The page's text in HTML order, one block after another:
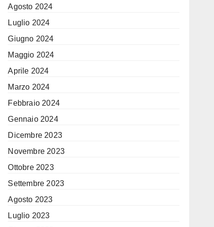
Agosto 2024
Luglio 2024
Giugno 2024
Maggio 2024
Aprile 2024
Marzo 2024
Febbraio 2024
Gennaio 2024
Dicembre 2023
Novembre 2023
Ottobre 2023
Settembre 2023
Agosto 2023
Luglio 2023